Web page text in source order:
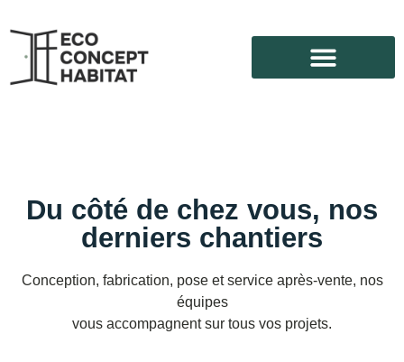
Du côté de chez vous, nos
derniers chantiers
Conception, fabrication, pose et service après-vente, nos
équipes
vous accompagnent sur tous vos projets.